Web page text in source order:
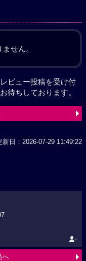
せん。
ビュー投稿を受け付
待ちしております。
新日：2026-07-29 11:49:22
-
へ